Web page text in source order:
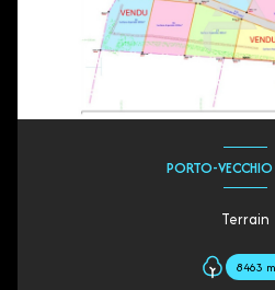
PORTO-
Terrain
8463